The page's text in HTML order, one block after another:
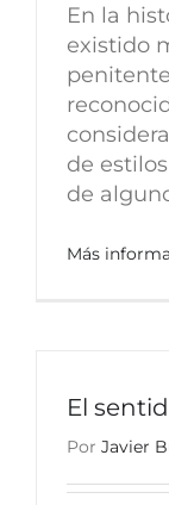
En la
existido
de
de
Más
El
Por Javier